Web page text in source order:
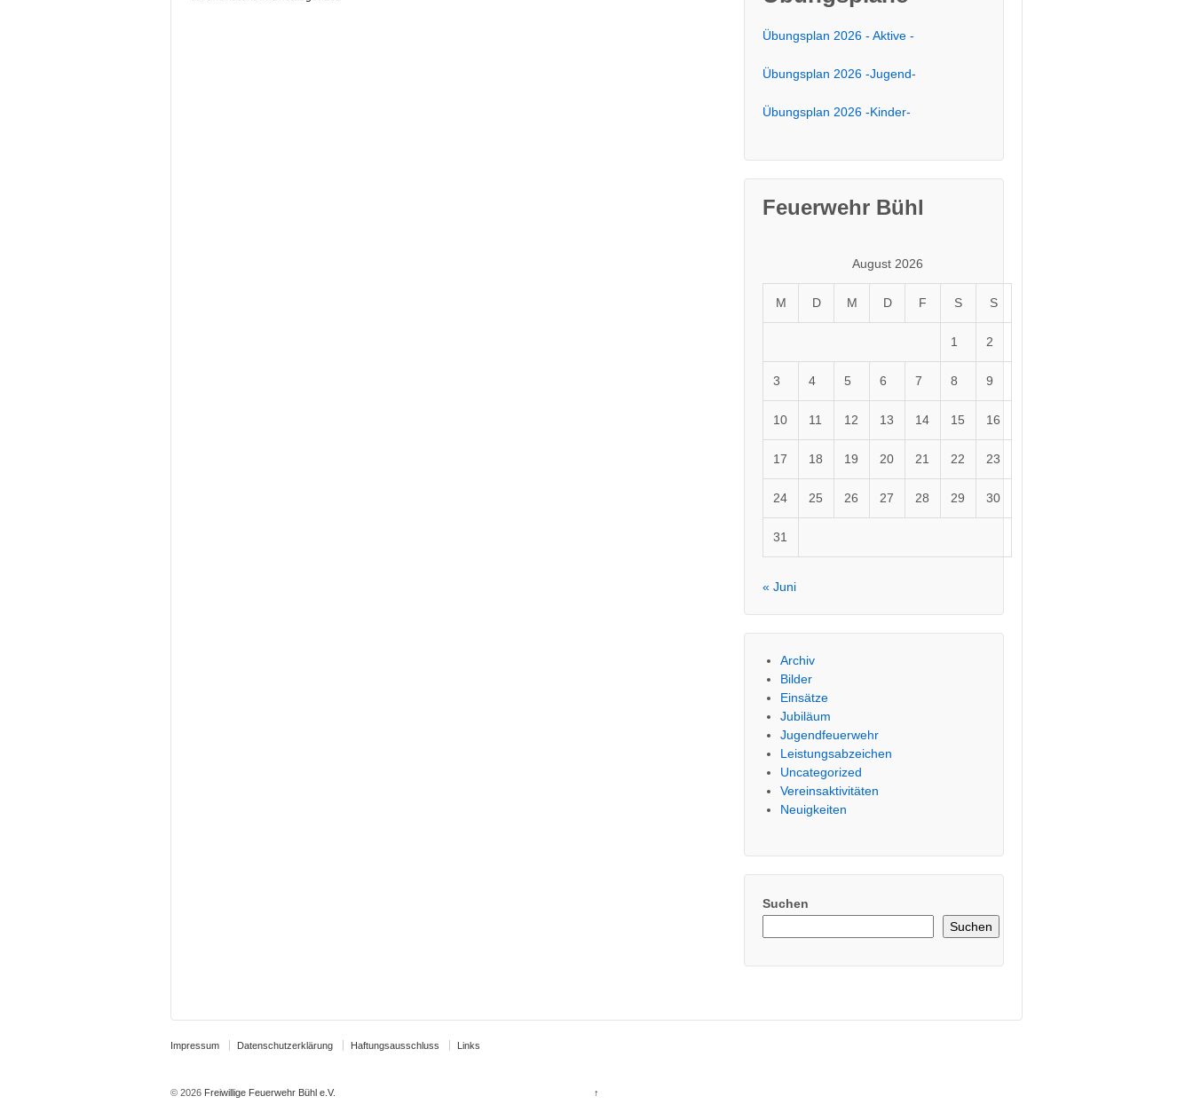
Übungsplan 2026 - Aktive -
Übungsplan 2026 -Jugend-
Übungsplan 2026 -Kinder-
Feuerwehr Bühl
August 2026
M D M D F S S
1 2
3 4 5 6 7 8 9
10 11 12 13 14 15 16
17 18 19 20 21 22 23
24 25 26 27 28 29 30
31
« Juni
Archiv
Bilder
Einsätze
Jubiläum
Jugendfeuerwehr
Leistungsabzeichen
Uncategorized
Vereinsaktivitäten
Neuigkeiten
Suchen
Suchen
Impressum Datenschutzerklärung Haftungsausschluss Links
© 2026 Freiwillige Feuerwehr Bühl e.V. ↑